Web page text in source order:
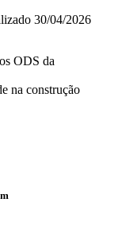
30/04/2026
na construção